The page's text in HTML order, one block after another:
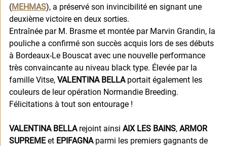
(MEHMAS), a préservé son invincibilité en signant une
deuxième victoire en deux sorties.
Entraînée par M. Brasme et montée par Marvin Grandin, la
pouliche a confirmé son succès acquis lors de ses débuts
à Bordeaux-Le Bouscat avec une nouvelle performance
très convaincante au niveau black type. Élevée par la
famille Vitse, VALENTINA BELLA portait également les
couleurs de leur opération Normandie Breeding.
Félicitations à tout son entourage !
VALENTINA BELLA rejoint ainsi AIX LES BAINS, ARMOR
SUPREME et EPIFAGNA parmi les premiers gagnants de